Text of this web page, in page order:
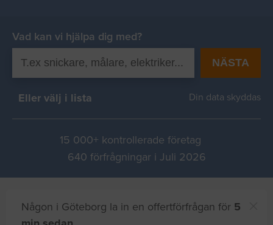
Vad kan vi hjälpa dig med?
NÄSTA
Eller välj i lista Din data skyddas
15 000+ kontrollerade företag
640 förfrågningar i Juli 2026
Någon i Göteborg la in en offertförfrågan för 5